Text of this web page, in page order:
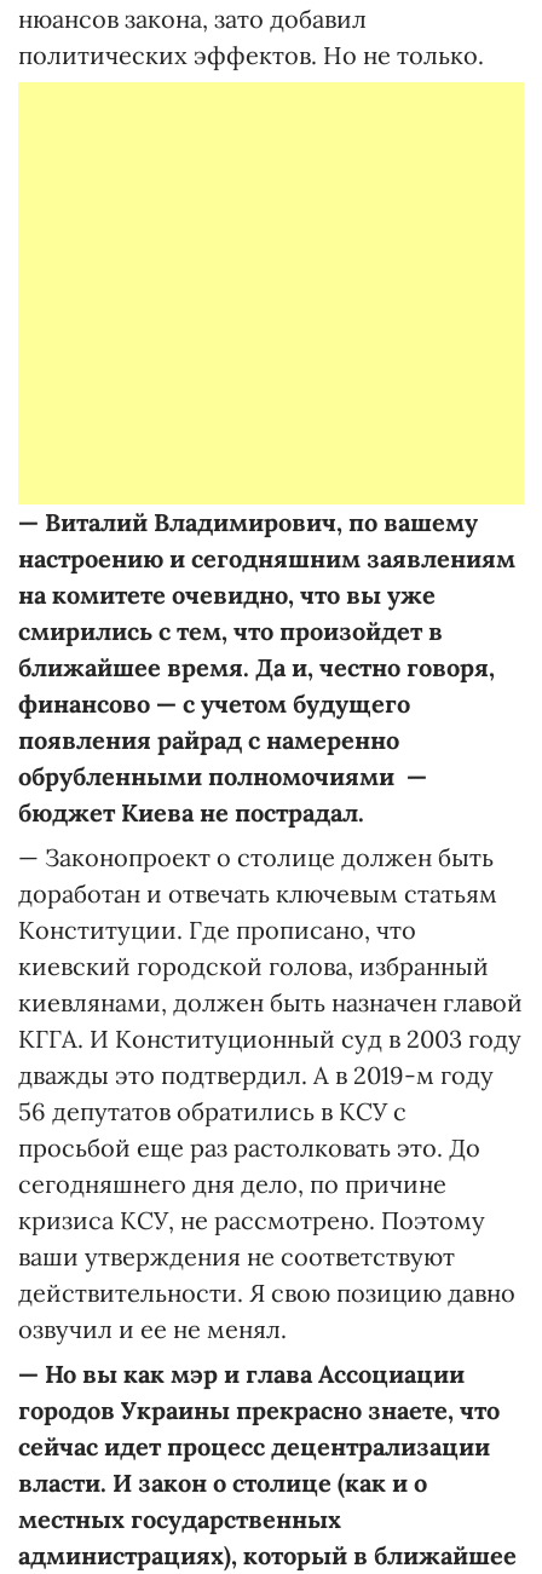
нюансов закона, зато добавил
политических эффектов. Но не только.
— Виталий Владимирович, по вашему
настроению и сегодняшним заявлениям
на комитете очевидно, что вы уже
смирились с тем, что произойдет в
ближайшее время. Да и, честно говоря,
финансово — с учетом будущего
появления райрад с намеренно
обрубленными полномочиями —
бюджет Киева не пострадал.
— Законопроект о столице должен быть
доработан и отвечать ключевым статьям
Конституции. Где прописано, что
киевский городской голова, избранный
киевлянами, должен быть назначен главой
КГГА. И Конституционный суд в 2003 году
дважды это подтвердил. А в 2019-м году
56 депутатов обратились в КСУ с
просьбой еще раз растолковать это. До
сегодняшнего дня дело, по причине
кризиса КСУ, не рассмотрено. Поэтому
ваши утверждения не соответствуют
действительности. Я свою позицию давно
озвучил и ее не менял.
— Но вы как мэр и глава Ассоциации
городов Украины прекрасно знаете, что
сейчас идет процесс децентрализации
власти. И закон о столице (как и о
местных государственных
администрациях), который в ближайшее